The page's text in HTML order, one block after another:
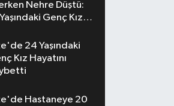
Nehre Düştü:
Genç Kız
24 Yaşındaki
Kız Hayatını
Hastaneye 20